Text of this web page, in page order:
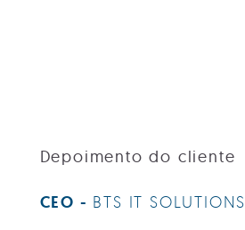
Depoimento do cliente
CEO - BTS IT SOLUTIONS